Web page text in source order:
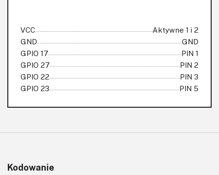
VCC
Aktywne 1 i 2
GND
GND
GPIO 17
PIN 1
GPIO 27
PIN 2
GPIO 22
PIN 3
GPIO 23
PIN 5
Kodowanie